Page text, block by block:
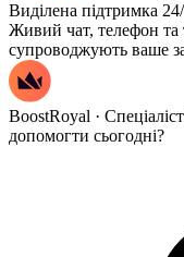
Виділена підтримка
Живий чат, телефон та
супроводжують ваше
BoostRoyal · Спеціаліст
допомогти сьогодні?